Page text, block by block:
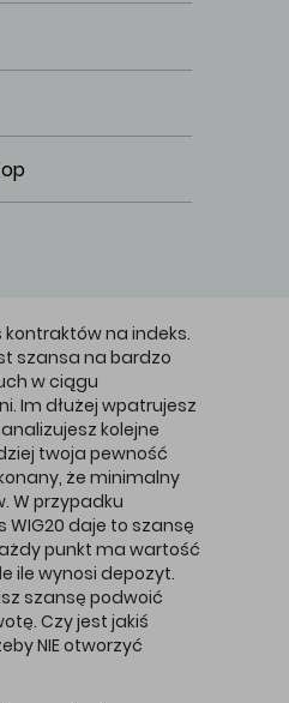
na indeks.
szansa na bardzo
w ciągu
Im dłużej wpatrujesz
kolejne
twoja pewność
że minimalny
W przypadku
WIG20 daje to szansę
punkt ma wartość
ile wynosi depozyt.
szansę podwoić
Czy jest jakiś
NIE otworzyć